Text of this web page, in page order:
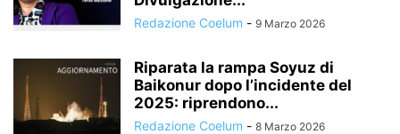
Redazione Coelum - 9 Marzo 2026
Riparata la rampa Soyuz di
Baikonur dopo l’incidente del
2025: riprendono...
Redazione Coelum - 8 Marzo 2026